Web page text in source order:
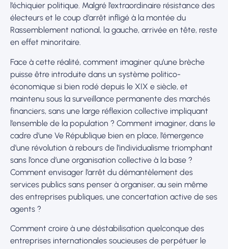
l’échiquier politique. Malgré l’extraordinaire résistance des
électeurs et le coup d’arrêt infligé à la montée du
Rassemblement national, la gauche, arrivée en tête, reste
en effet minoritaire.
Face à cette réalité, comment imaginer qu’une brèche
puisse être introduite dans un système politico-
économique si bien rodé depuis le XIX e siècle, et
maintenu sous la surveillance permanente des marchés
financiers, sans une large réflexion collective impliquant
l’ensemble de la population ? Comment imaginer, dans le
cadre d’une Ve République bien en place, l’émergence
d’une révolution à rebours de l’individualisme triomphant
sans l’once d’une organisation collective à la base ?
Comment envisager l’arrêt du démantèlement des
services publics sans penser à organiser, au sein même
des entreprises publiques, une concertation active de ses
agents ?
Comment croire à une déstabilisation quelconque des
entreprises internationales soucieuses de perpétuer le